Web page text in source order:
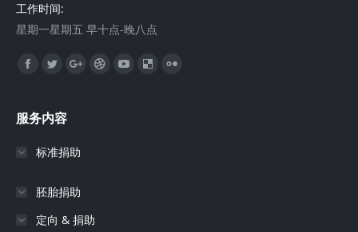
工作时间:
星期一星期五 早十点-晚八点
找到我们：
Facebook
TwitterGoogle+Dribbble
YouTubeDelicious
服务内容
标准捐助
胚胎捐助
定向 & 捐助